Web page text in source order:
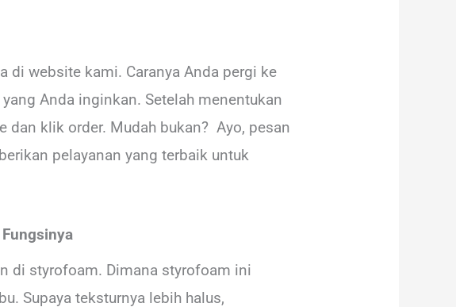
di website kami. Caranya Anda pergi ke
Anda inginkan. Setelah menentukan
dan klik order. Mudah bukan? Ayo, pesan
pelayanan yang terbaik untuk
di styrofoam. Dimana styrofoam ini
Supaya teksturnya lebih halus,